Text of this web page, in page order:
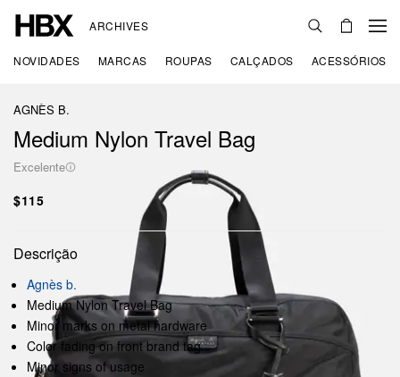
ARCHIVES
NOVIDADES MARCAS ROUPAS CALÇADOS ACESSÓRIOS
AGNÈS B.
Medium Nylon Travel Bag
Excelente
$115
Descrição
Agnès b.
Medium Nylon Travel Bag
Minor marks on metal hardware
Color fading on front brand tag
Minor signs of usage